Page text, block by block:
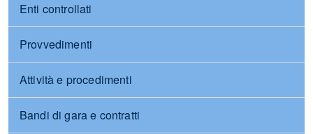
Enti controllati
Provvedimenti
Attività e procedimenti
Bandi di gara e contratti